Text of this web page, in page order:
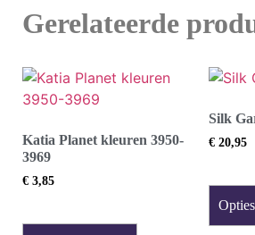
Gerelateerde
Katia Planet kleuren 3950-
3969
€ 3,85
Silk
€ 20,95